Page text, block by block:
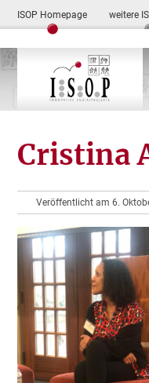
ISOP Homepage weitere
Cristina
Veröffentlicht am 6.